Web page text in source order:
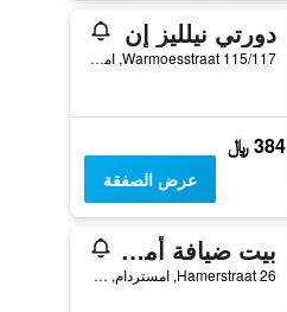
دورتي نيلليز إن
Warmoesstraat 115/117, امستردام, مقاطعة شمال هولندا, هولندا
384 ﷼
عرض الصفقة
بيت ضيافة أمستردام
Hamerstraat 26, امستردام, مقاطعة شمال هولندا, هولندا